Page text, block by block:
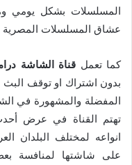
المسلسلات بشكل يومي
عشاق المسلسلات المصرية
كما تعمل قناة الشاشة
بدون اشتراك او توقف
المفضلة والمشهورة في
تهتم القناة في عرض
انواعه لمختلف البلدان
على شاشتها لمنافسة